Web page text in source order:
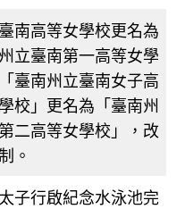
南高等女學校更名為
州立臺南第一高等女學
臺南州立臺南女子高
校」更名為「臺南州
二高等女學校」，改
。
子行啟紀念水泳池完